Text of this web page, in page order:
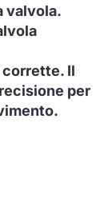
valvola.
Il
per